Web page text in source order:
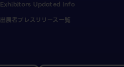
Exhibitors Updated Info
出展者プレスリリース一覧